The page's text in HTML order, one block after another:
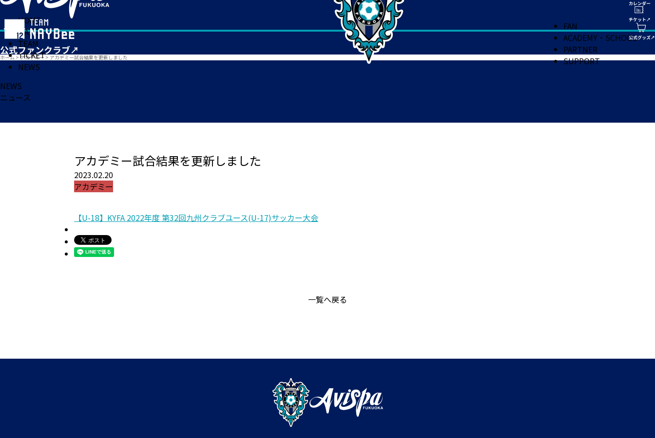
HOME
MATCH
TEAM
TICKET
NEWS
FAN
ACADEMY・SCHOOL
PARTNER
SUPPORT
ホーム > アカデミー > アカデミー試合結果を更新しました
NEWS
ニュース
アカデミー試合結果を更新しました
2023.02.20
アカデミー
【U-18】KYFA 2022年度 第32回九州クラブユース(U-17)サッカー大会
一覧へ戻る